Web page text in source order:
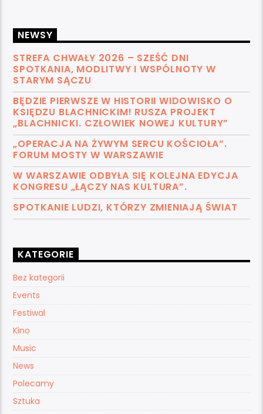
NEWSY
STREFA CHWAŁY 2026 – SZEŚĆ DNI
SPOTKANIA, MODLITWY I WSPÓLNOTY W
STARYM SĄCZU
BĘDZIE PIERWSZE W HISTORII WIDOWISKO O
KSIĘDZU BLACHNICKIM! RUSZA PROJEKT
„BLACHNICKI. CZŁOWIEK NOWEJ KULTURY”
„OPERACJA NA ŻYWYM SERCU KOŚCIOŁA”.
FORUM MOSTY W WARSZAWIE
W WARSZAWIE ODBYŁA SIĘ KOLEJNA EDYCJA
KONGRESU „ŁĄCZY NAS KULTURA”.
SPOTKANIE LUDZI, KTÓRZY ZMIENIAJĄ ŚWIAT
KATEGORIE
Bez kategorii
Events
Festiwal
Kino
Music
News
Polecamy
Sztuka